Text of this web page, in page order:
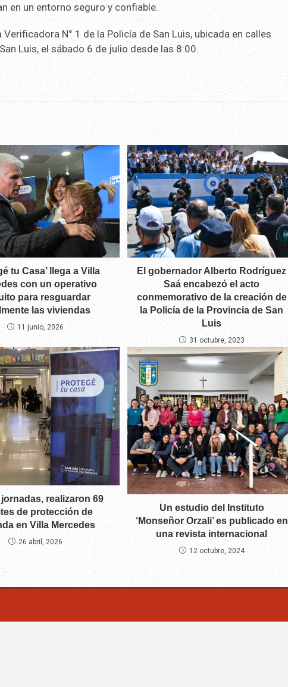
en un entorno seguro y confiable.
N° 1 de la Policía de San Luis, ubicada en calles
Luis, el sábado 6 de julio desde las 8:00.
tu Casa’ llega a Villa
con un operativo
para resguardar
las viviendas
11 junio, 2026
El gobernador Alberto Rodríguez
Saá encabezó el acto
conmemorativo de la creación de
la Policía de la Provincia de San
Luis
31 octubre, 2023
realizaron 69
de protección de
en Villa Mercedes
26 abril, 2026
Un estudio del Instituto
‘Monseñor Orzali’ es publicado en
una revista internacional
12 octubre, 2024